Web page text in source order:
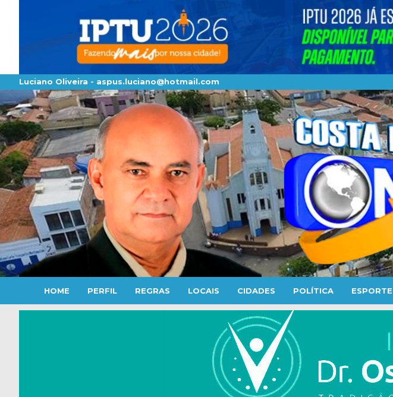
Luciano Oliveira - aspus.luciano@hotmail.com
HOME PERFIL REGRAS LOCAIS CIDADES POLÍTICA ESPORTE